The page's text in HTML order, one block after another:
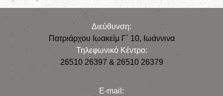
Διεύθυνση:
Πατριάρχου Ιωακείμ Γ΄ 10, Iωάννινα
Τηλεφωνικό Κέντρο:
26510 26397 & 26510 26379
E-mail: